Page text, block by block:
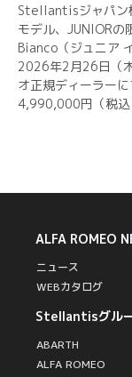
Stellantisジャパン
モデル、JUNIOR
Bianco（ジュニア
2026年2月26日（
オ正規ディーラー
4,990,000円（税込
ALFA ROMEO
ニュース
WEBカタログ
Stellantisグル
ABARTH
ALFA ROMEO